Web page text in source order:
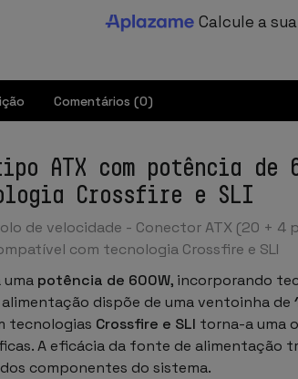
Calcule a
Comentários (0)
ATX com potência
Crossfire e SLI
de velocidade - Conector ATX (20 + 4
com tecnologia Crossfire e SLI
uma potência de 600W, incorporando
dispõe de uma ventoinha de
tecnologias Crossfire e SLI torna-a uma
A eficácia da fonte de
componentes do sistema.